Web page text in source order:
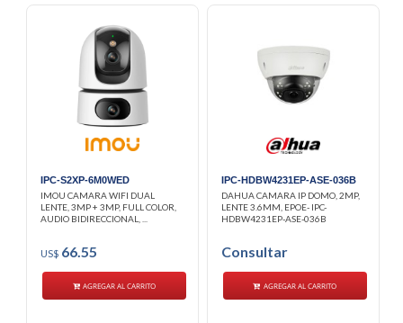
IPC-S2XP-6M0WED
IMOU CAMARA WIFI DUAL
LENTE, 3MP + 3MP, FULL COLOR,
AUDIO BIDIRECCIONAL, ...
US$ 66.55
AGREGAR AL CARRITO
IPC-HDBW4231EP-ASE-036B
DAHUA CAMARA IP DOMO, 2MP,
LENTE 3.6MM, EPOE- IPC-
HDBW4231EP-ASE-036B
Consultar
AGREGAR AL CARRITO